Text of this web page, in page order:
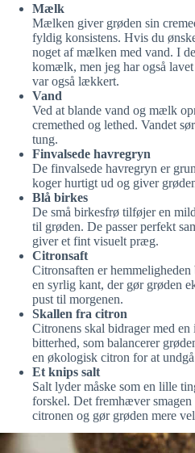
Mælk
Mælken giver grøden sin
fyldig konsistens. Hvis du
noget af mælken med vand. I
komælk, men jeg har også
var også lækkert.
Vand
Ved at blande vand og mælk
cremethed og lethed. Vandet
tung.
Finvalsede havregryn
De finvalsede havregryn er
koger hurtigt ud og giver
Blå birkes
De små birkesfrø tilføjer en
til grøden. De passer perfekt
giver et fint visuelt præg.
Citronsaft
Citronsaften er
en syrlig kant, der gør grøden
pust til morgenen.
Skallen fra citron
Citronens skal bidrager med en
bitterhed, som balancerer
en økologisk citron for at
Et knips salt
Salt lyder måske som en lille
forskel. Det fremhæver smagen
citronen og gør grøden mere